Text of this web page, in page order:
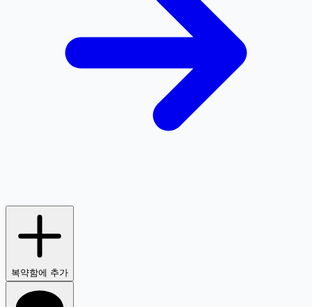
복약함에 추가